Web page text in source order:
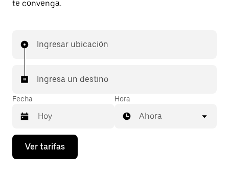
te convenga.
Ingresar ubicación
Ingresa un destino
Fecha
Presiona
flecha
Hora
Ahora
Ver tarifas